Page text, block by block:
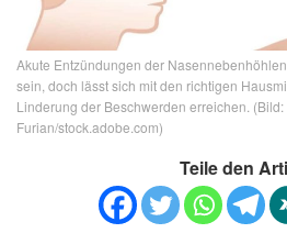
Akute Entzündungen der
sein, doch lässt sich mit den richtigen
Linderung der Beschwerden erreichen.
Furian/stock.adobe.com)
Teile den